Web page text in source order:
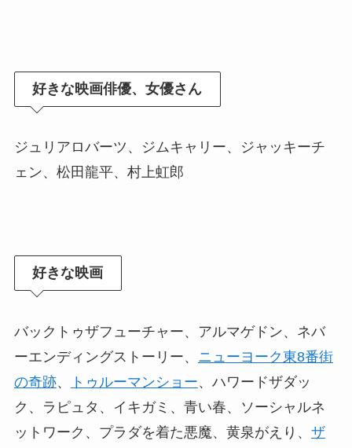
好きな映画俳優、女優さん
ジュリアロバーツ、ジムキャリー、ジャッキーチ
ェン、松田龍平、村上虹郎
好きな映画
バックトゥザフューチャー、アルマゲドン、ネバ
ーエンディングストーリー、 ニューヨーク東8番街
の奇跡、 トゥルーマンショー、ハワードザダッ
ク、ラピュタ、イキガミ、青い春、ソーシャルネ
ットワーク、プラダを着た悪魔、黄泉がえり、 ザ